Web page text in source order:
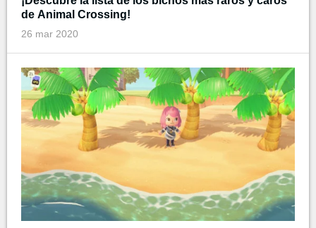
de Animal Crossing!
26 mar 2020